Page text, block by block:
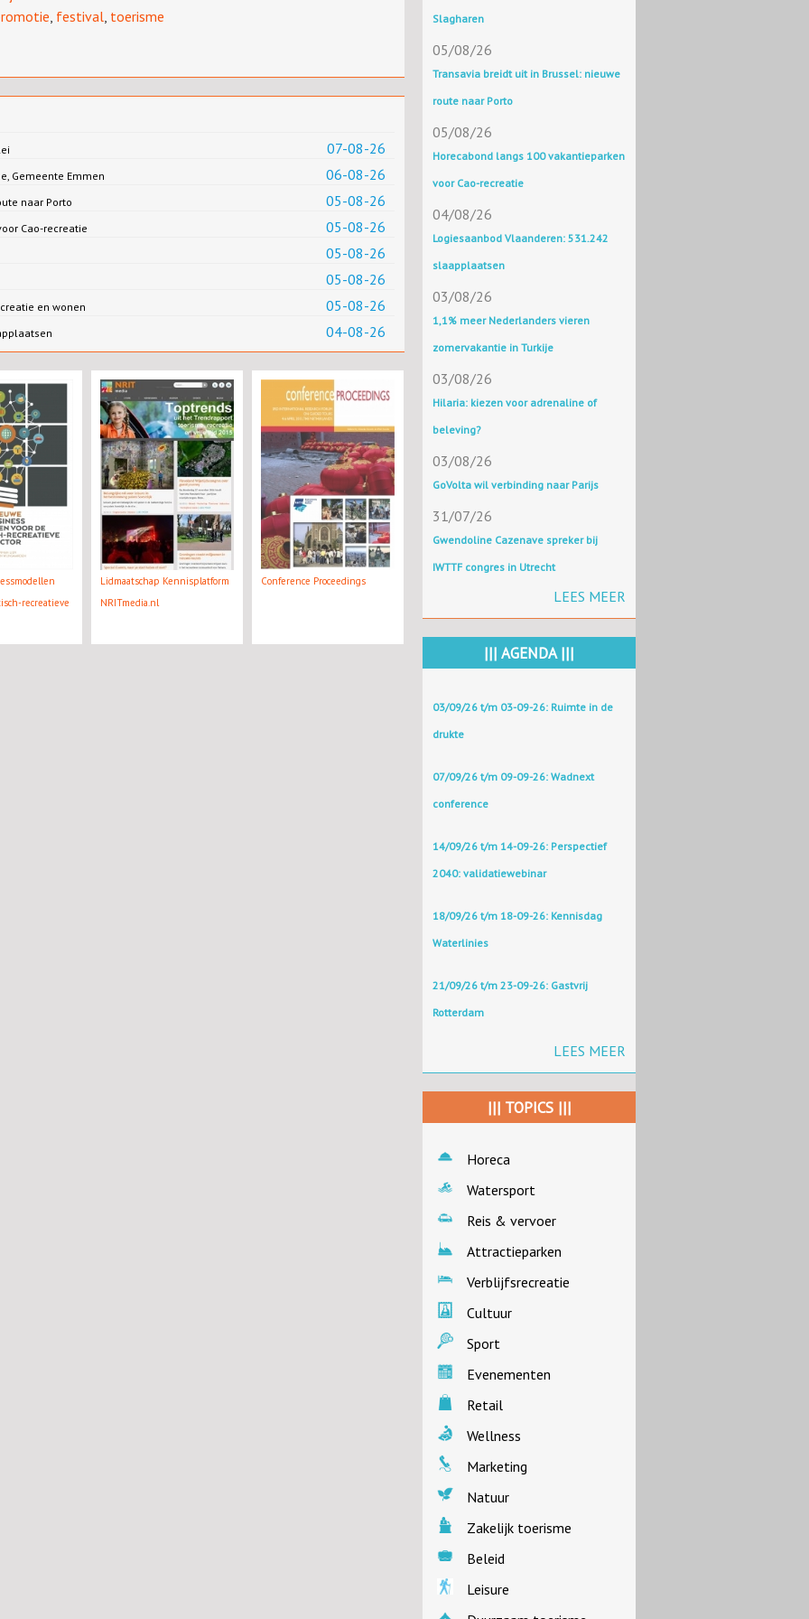
festival toerisme
07-08-26
06-08-26
Gemeente Emmen
05-08-26
naar Porto
05-08-26
Cao-recreatie
05-08-26
05-08-26
05-08-26
en wonen
04-08-26
recreatieve
Lidmaatschap Kennisplatform
NRITmedia.nl
Conference Proceedings
Slagharen
05/08/26
Transavia breidt uit in Brussel: nieuwe
route naar Porto
05/08/26
Horecabond langs 100 vakantieparken
voor Cao-recreatie
04/08/26
Logiesaanbod Vlaanderen: 531.242
slaapplaatsen
03/08/26
1,1% meer Nederlanders vieren
zomervakantie in Turkije
03/08/26
Hilaria: kiezen voor adrenaline of
beleving?
03/08/26
GoVolta wil verbinding naar Parijs
31/07/26
Gwendoline Cazenave spreker bij
IWTTF congres in Utrecht
LEES MEER
||| AGENDA |||
03/09/26 t/m 03-09-26: Ruimte in de
drukte
07/09/26 t/m 09-09-26: Wadnext
conference
14/09/26 t/m 14-09-26: Perspectief
2040: validatiewebinar
18/09/26 t/m 18-09-26: Kennisdag
Waterlinies
21/09/26 t/m 23-09-26: Gastvrij
Rotterdam
LEES MEER
||| TOPICS |||
Horeca
Watersport
Reis & vervoer
Attractieparken
Verblijfsrecreatie
Cultuur
Sport
Evenementen
Retail
Wellness
Marketing
Natuur
Zakelijk toerisme
Beleid
Leisure